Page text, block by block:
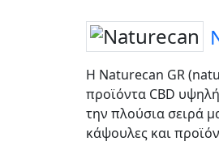
Η Naturecan GR
προϊόντα CBD
την πλούσια σειρά
κάψουλες και